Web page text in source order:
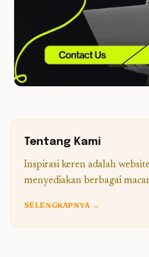
Tentang Kami
Inspirasi keren adalah
menyediakan berbagai
SELENGKAPNYA →